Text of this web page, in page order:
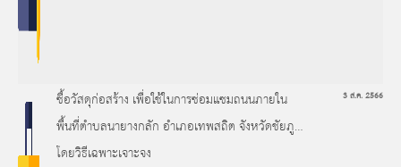
ซื้อวัสดุก่อสร้าง เพื่อใช้ในการซ่อมแซมถนนภายใน
พื้นที่ตำบลนายางกลัก อำเภอเทพสถิต จังหวัดชัยภูมิ
โดยวิธีเฉพาะเจาะจง
3 ส.ค. 2566